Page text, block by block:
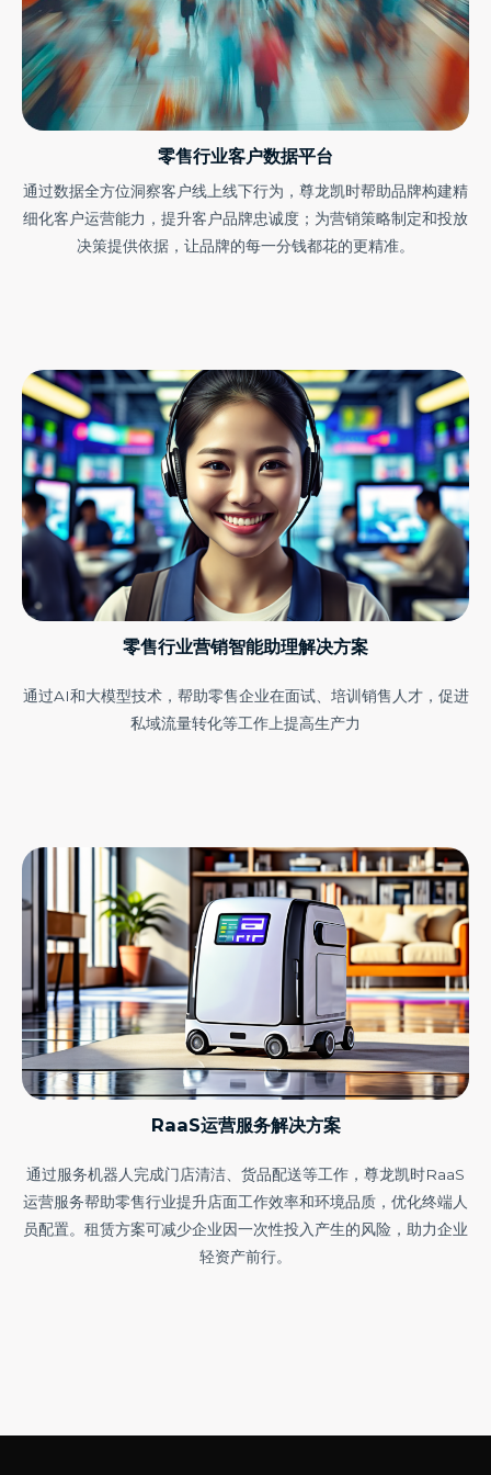
零售行业客户数据平台
通过数据全方位洞察客户线上线下行为，尊龙凯时帮助品牌构建精
细化客户运营能力，提升客户品牌忠诚度；为营销策略制定和投放
决策提供依据，让品牌的每一分钱都花的更精准。
零售行业营销智能助理解决方案
通过AI和大模型技术，帮助零售企业在面试、培训销售人才，促进
私域流量转化等工作上提高生产力
RaaS运营服务解决方案
通过服务机器人完成门店清洁、货品配送等工作，尊龙凯时RaaS
运营服务帮助零售行业提升店面工作效率和环境品质，优化终端人
员配置。租赁方案可减少企业因一次性投入产生的风险，助力企业
轻资产前行。